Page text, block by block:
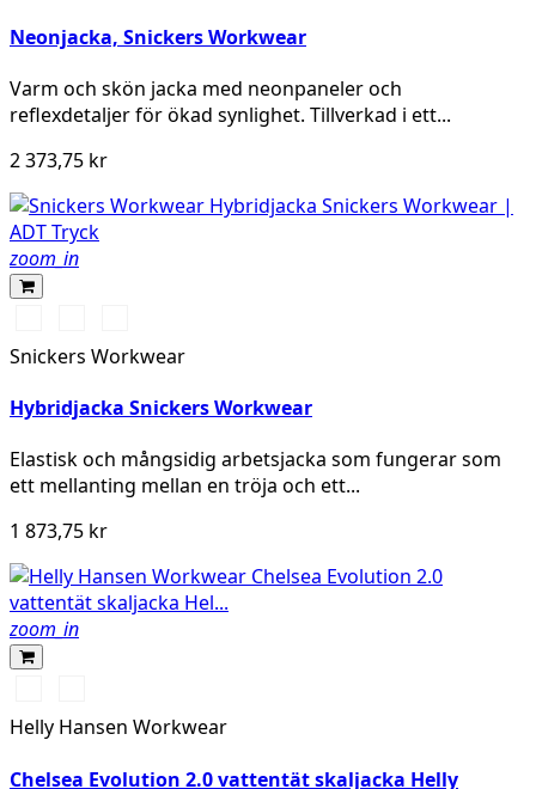
Neonjacka, Snickers Workwear
Varm och skön jacka med neonpaneler och
reflexdetaljer för ökad synlighet. Tillverkad i ett...
2 373,75 kr
zoom_in
marinblåmelerad
Snickers Workwear
Hybridjacka Snickers Workwear
Elastisk och mångsidig arbetsjacka som fungerar som
ett mellanting mellan en tröja och ett...
1 873,75 kr
zoom_in
BLACKBLACK
Helly Hansen Workwear
Chelsea Evolution 2.0 vattentät skaljacka Helly